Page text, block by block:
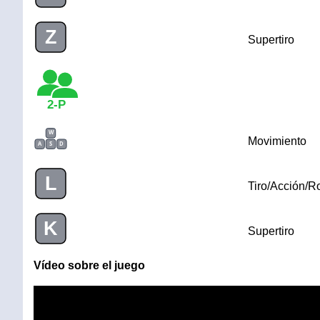
Z Supertiro
2-P
W
A
S D Movimiento
L Tiro/Acción/
K Supertiro
Vídeo sobre el juego